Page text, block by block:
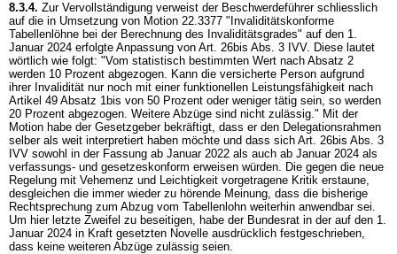
8.3.4. Zur Vervollständigung verweist der Beschwerdeführer schliesslich
auf die in Umsetzung von Motion 22.3377 "Invaliditätskonforme
Tabellenlöhne bei der Berechnung des Invaliditätsgrades" auf den 1.
Januar 2024 erfolgte Anpassung von Art. 26bis Abs. 3 IVV. Diese lautet
wörtlich wie folgt: "Vom statistisch bestimmten Wert nach Absatz 2
werden 10 Prozent abgezogen. Kann die versicherte Person aufgrund
ihrer Invalidität nur noch mit einer funktionellen Leistungsfähigkeit nach
Artikel 49 Absatz 1bis von 50 Prozent oder weniger tätig sein, so werden
20 Prozent abgezogen. Weitere Abzüge sind nicht zulässig." Mit der
Motion habe der Gesetzgeber bekräftigt, dass er den Delegationsrahmen
selber als weit interpretiert haben möchte und dass sich Art. 26bis Abs. 3
IVV sowohl in der Fassung ab Januar 2022 als auch ab Januar 2024 als
verfassungs- und gesetzeskonform erweisen würden. Die gegen die neue
Regelung mit Vehemenz und Leichtigkeit vorgetragene Kritik erstaune,
desgleichen die immer wieder zu hörende Meinung, dass die bisherige
Rechtsprechung zum Abzug vom Tabellenlohn weiterhin anwendbar sei.
Um hier letzte Zweifel zu beseitigen, habe der Bundesrat in der auf den 1.
Januar 2024 in Kraft gesetzten Novelle ausdrücklich festgeschrieben,
dass keine weiteren Abzüge zulässig seien.